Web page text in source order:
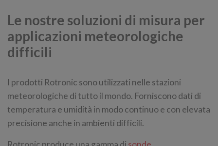
Le nostre soluzioni di misura per
applicazioni meteorologiche
difficili
I prodotti Rotronic sono utilizzati nelle stazioni
meteorologiche di tutto il mondo. Forniscono dati di
temperatura e umidità in modo continuo e con elevata
precisione anche in ambienti difficili.